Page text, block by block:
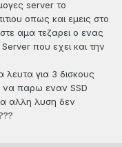
server το
οπως και εμεις στο
αμα τεζαρει ο ενας
που εχει και την
για 3 δισκους
παρω εναν SSD
αλλη λυση δεν